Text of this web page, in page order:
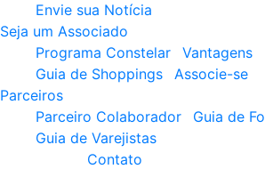
Envie sua Notícia
Seja um Associado
Programa Constelar
Vantagens
Guia de Shoppings
Associe-se
Parceiros
Parceiro Colaborador
Guia de
Guia de Varejistas
Contato